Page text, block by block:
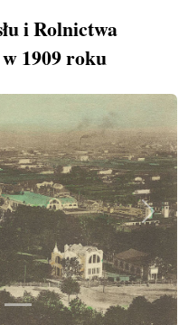
i Rolnictwa
1909 roku
Next